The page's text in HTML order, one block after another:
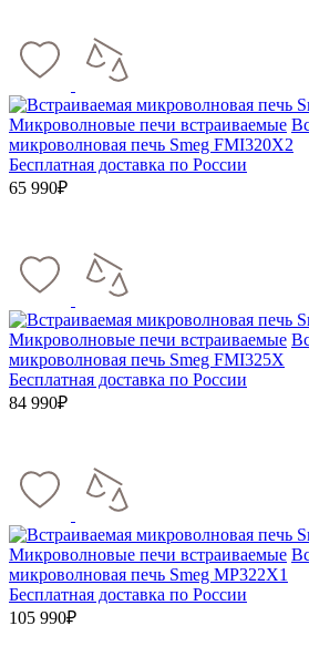
Микроволновые печи встраиваемые
микроволновая печь Smeg FMI320X2
Бесплатная доставка по России
65 990₽
Микроволновые печи встраиваемые
микроволновая печь Smeg FMI325X
Бесплатная доставка по России
84 990₽
Микроволновые печи встраиваемые
микроволновая печь Smeg MP322X1
Бесплатная доставка по России
105 990₽